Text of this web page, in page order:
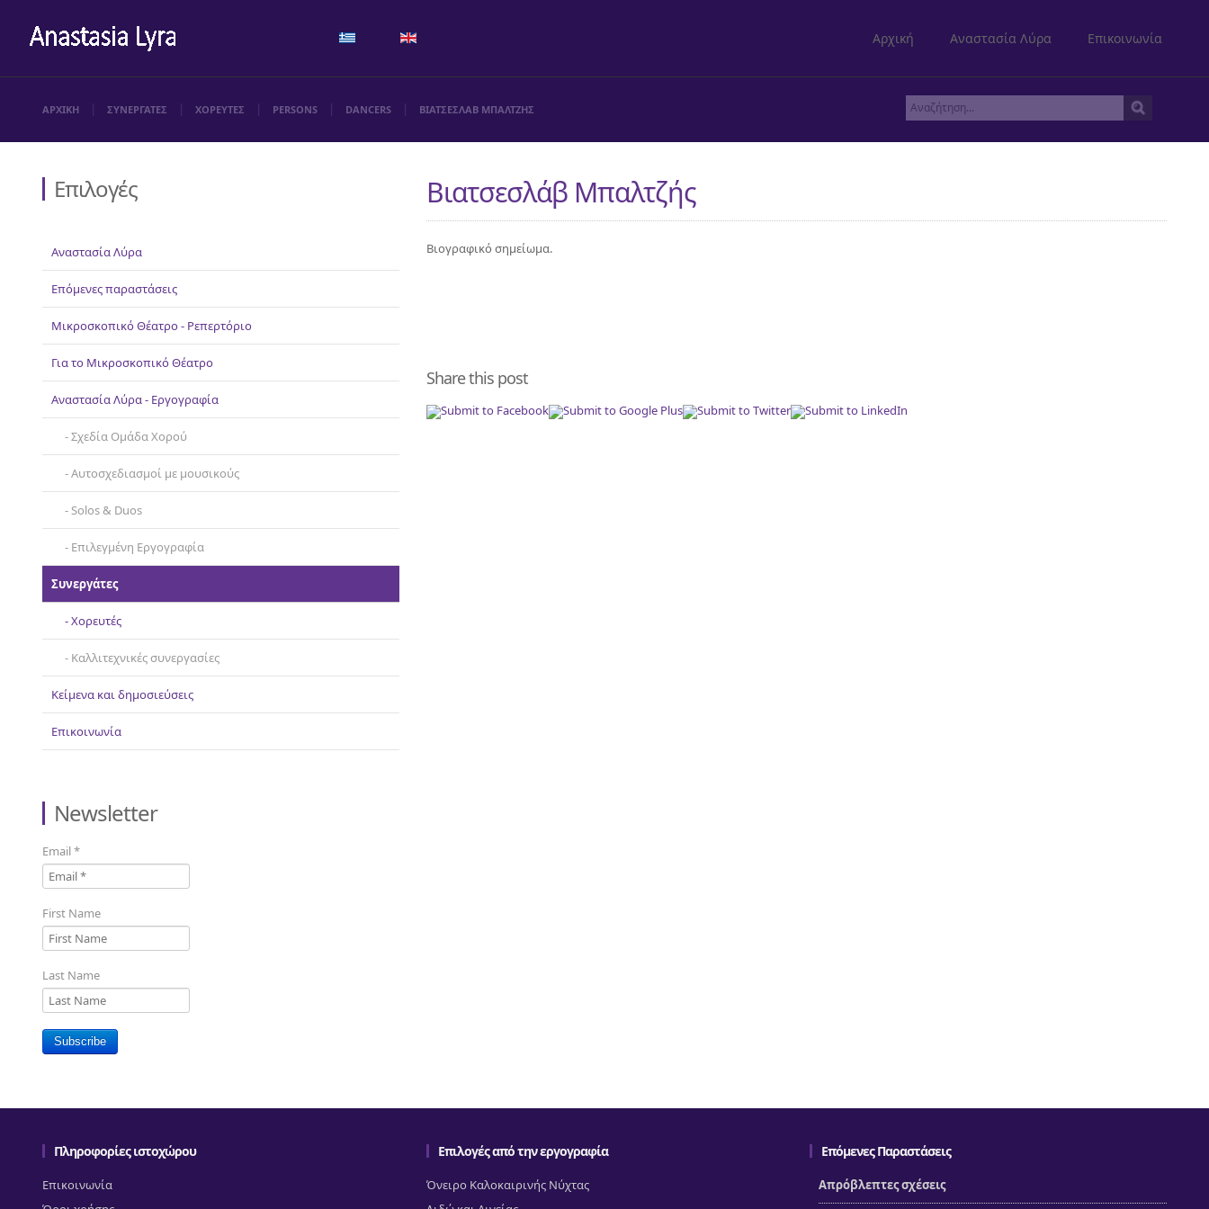
Αρχική Αναστασία Λύρα Επικοινωνία
ΑΡΧΙΚΗ ΣΥΝΕΡΓΑΤΕΣ ΧΟΡΕΥΤΕΣ PERSONS DANCERS ΒΙΑΤΣΕΣΛΑΒ ΜΠΑΛΤΖΗΣ
Επιλογές
Αναστασία Λύρα
Επόμενες παραστάσεις
Μικροσκοπικό Θέατρο - Ρεπερτόριο
Για το Μικροσκοπικό Θέατρο
Αναστασία Λύρα - Εργογραφία
Σχεδία Ομάδα Χορού
Αυτοσχεδιασμοί με μουσικούς
Solos & Duos
Επιλεγμένη Εργογραφία
Συνεργάτες
Χορευτές
Καλλιτεχνικές συνεργασίες
Κείμενα και δημοσιεύσεις
Επικοινωνία
Newsletter
Email*
First Name
Last Name
Subscribe
Βιατσεσλάβ Μπαλτζής
Βιογραφικό σημείωμα.
Share this post
Πληροφορίες ιστοχώρου
Επικοινωνία
Επιλογές από την εργογραφία
Όνειρο Καλοκαιρινής Νύχτας
Επόμενες Παραστάσεις
Απρόβλεπτες σχέσεις